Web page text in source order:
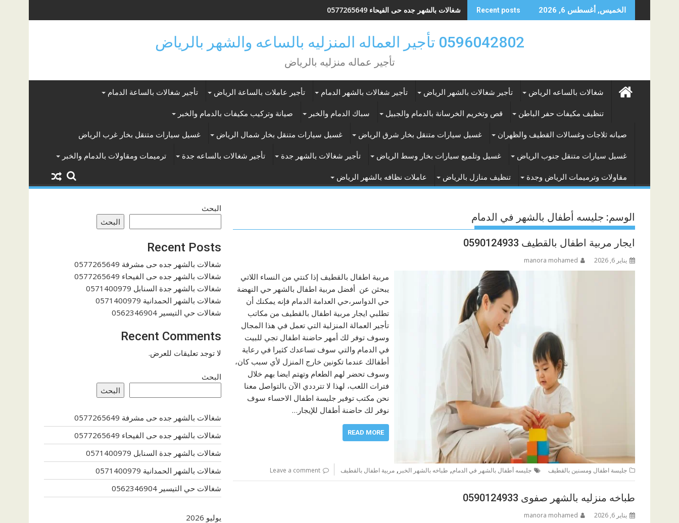
to
الخميس, أغسطس 6, 2026 Recent posts شغالات بالشهر جده حى الفيحاء 0577265649
0596042802 تأجير العماله المنزليه بالساعه والشهر بالرياض
تأجير عماله منزليه بالرياض
شغالات بالساعه الرياض تأجير شغالات بالشهر الرياض تأجير شغالات بالشهر الدمام تأجير عاملات بالساعة الرياض تأجير شغالات بالساعة الدمام
تنظيف مكيفات حفر الباطن قص وتخريم الخرسانة بالدمام والجبيل سباك الدمام والخبر صيانة وتركيب مكيفات بالدمام والخبر
صيانه ثلاجات وغسالات القطيف والظهران غسيل سيارات متنقل بخار شرق الرياض غسيل سيارات متنقل بخار شمال الرياض غسيل سيارات متنقل بخار غرب الرياض
غسيل سيارات متنقل جنوب الرياض غسيل وتلميع سيارات بخار وسط الرياض تأجير شغالات بالشهر جدة تأجير شغالات بالساعه جدة ترميمات ومقاولات بالدمام والخبر
مقاولات وترميمات الرياض وجدة تنظيف منازل بالرياض عاملات نظافه بالشهر الرياض
الوسم: جليسه أطفال بالشهر في الدمام
ايجار مربية اطفال بالقطيف 0590124933
يناير 6, 2026 manora mohamed
مربية اطفال بالقطيف إذا كنتي من النساء اللاتي
يبحثن عن أفضل مربية اطفال بالشهر حي النهضة
حي الدواسر،حي العدامة الدمام فإنه يمكنك أن
تطلبي ايجار مربية اطفال بالقطيف من مكاتب
تأجير العمالة المنزلية التي تعمل في هذا المجال
وسوف توفر لك أمهر حاضنة اطفال تجي للبيت
في الدمام والتي سوف تساعدك كثيرا في رعاية
أطفالك عندما تكونين خارج المنزل لأي سبب كان،
وسوف تحضر لهم الطعام وتهتم ايضا بهم خلال
فترات اللعب، لهذا لا تترددي الآن بالتواصل معنا
نحن مكتب توفير جليسة اطفال الاحساء سوف
نوفر لك حاضنة أطفال للإيجار…
READ MORE
جليسة اطفال ومسنين بالقطيف جليسه أطفال بالشهر في الدمام, طباخه بالشهر الخبر , مربية اطفال بالقطيف Leave a comment
طباخه منزليه بالشهر صفوى 0590124933
يناير 6, 2026 manora mohamed
البحث
البحث
Recent Posts
شغالات بالشهر جده حى مشرفة 0577265649
شغالات بالشهر جده حى الفيحاء 0577265649
شغالات بالشهر جدة السنابل 0571400979
شغالات بالشهر الحمدانية 0571400979
شغالات حي التيسير 0562346904
Recent Comments
لا توجد تعليقات للعرض.
البحث
البحث
شغالات بالشهر جده حى مشرفة 0577265649
شغالات بالشهر جده حى الفيحاء 0577265649
شغالات بالشهر جدة السنابل 0571400979
شغالات بالشهر الحمدانية 0571400979
شغالات حي التيسير 0562346904
يوليو 2026